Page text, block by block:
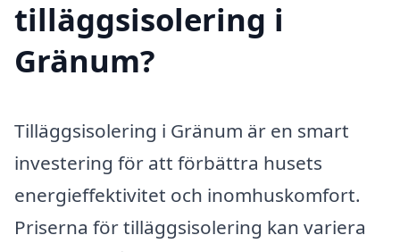
tilläggsisolering i
Gränum?
Tilläggsisolering i Gränum är en smart
investering för att förbättra husets
energieffektivitet och inomhuskomfort.
Priserna för tilläggsisolering kan variera